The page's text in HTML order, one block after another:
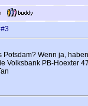
#3
Potsdam? Wenn ja,
Volksbank PB-Hoexter